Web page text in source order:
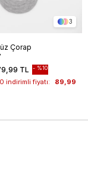
3
Çorap
TL
%10
indirimli fiyatı:
89,99